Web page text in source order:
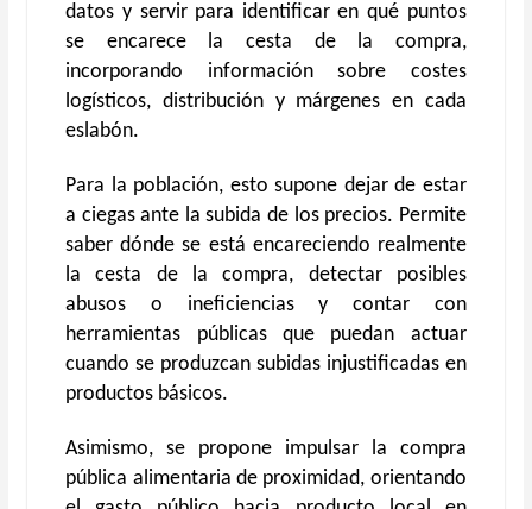
datos y servir para identificar en qué puntos
se encarece la cesta de la compra,
incorporando información sobre costes
logísticos, distribución y márgenes en cada
eslabón.
Para la población, esto supone dejar de estar
a ciegas ante la subida de los precios. Permite
saber dónde se está encareciendo realmente
la cesta de la compra, detectar posibles
abusos o ineficiencias y contar con
herramientas públicas que puedan actuar
cuando se produzcan subidas injustificadas en
productos básicos.
Asimismo, se propone impulsar la compra
pública alimentaria de proximidad, orientando